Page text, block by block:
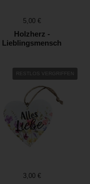
Preis:
5,00 €
Holzherz -
Lieblingsmensch
Preis:
3,00 €
RESTLOS VERGRIFFEN